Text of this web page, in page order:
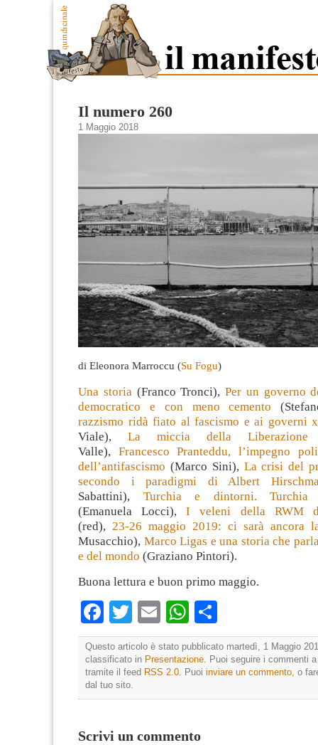
Il numero 260
1 Maggio 2018
di Eleonora Marroccu (Su Fogu)
Una storia(Franco Tronci),Per un governo
democratico e con meno cemento
razzismo ridà fiato al fascismo e ai governi
Viale), La miccia della Liberazione
Valle), Francesco Pranteddu, l’impegno
dell’antifascismo (Marco Sini), La crisi del
secondo i paradigmi di Albert
Sabattini), Turchia e dintorni. Turchia
(Emanuela Locci),I veleni della RWM
(red), 23-26 maggio 2019: ci sarà ancora
Musacchio), Marco Ligas e una storia che
e del mondo (Graziano Pintori).
Buona lettura e buon primo maggio.
Facebook
TwitterEmailWhatsApp
Questo articolo è stato pubblicato martedì, 1 Maggio
classificato in Presentazione. Puoi seguire i commenti
tramite il feed RSS 2.0. Puoi inviare un commento, o
dal tuo sito.
Scrivi un commento